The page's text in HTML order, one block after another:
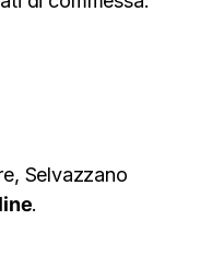
Selvazzano
.